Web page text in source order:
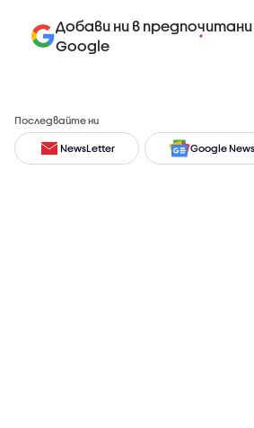
Добави ни в
Google
Последвайте ни
NewsLetter Google News